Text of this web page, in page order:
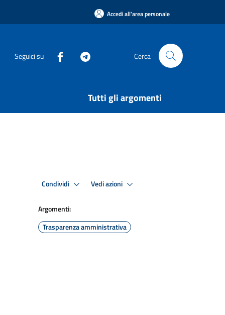
Accedi all'area personale
Seguici su Cerca
Tutti gli argomenti
Condividi Vedi azioni
Argomenti:
Trasparenza amministrativa